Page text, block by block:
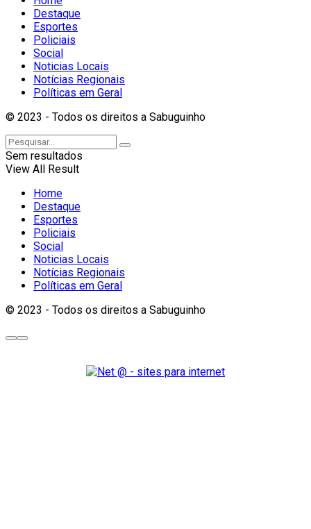
Destaque
Esportes
Policiais
Social
Noticias Locais
Notícias Regionais
Políticas em Geral
© 2023 - Todos os direitos a Sabuguinho
Sem resultados
View All Result
Home
Destaque
Esportes
Policiais
Social
Noticias Locais
Notícias Regionais
Políticas em Geral
© 2023 - Todos os direitos a Sabuguinho